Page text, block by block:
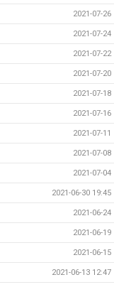
2021-07-26
2021-07-24
2021-07-22
2021-07-20
2021-07-18
2021-07-16
2021-07-11
2021-07-08
2021-07-04
2021-06-30 19:45
2021-06-24
2021-06-19
2021-06-15
2021-06-13 12:47